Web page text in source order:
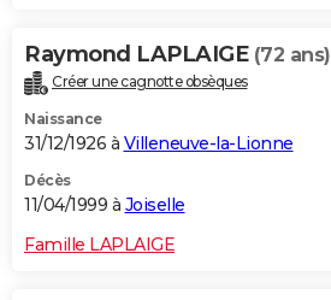
Raymond LAPLAIGE (72 ans)
Créer une cagnotte obsèques
Naissance
31/12/1926 à Villeneuve-la-Lionne
Décès
11/04/1999 à Joiselle
Famille LAPLAIGE